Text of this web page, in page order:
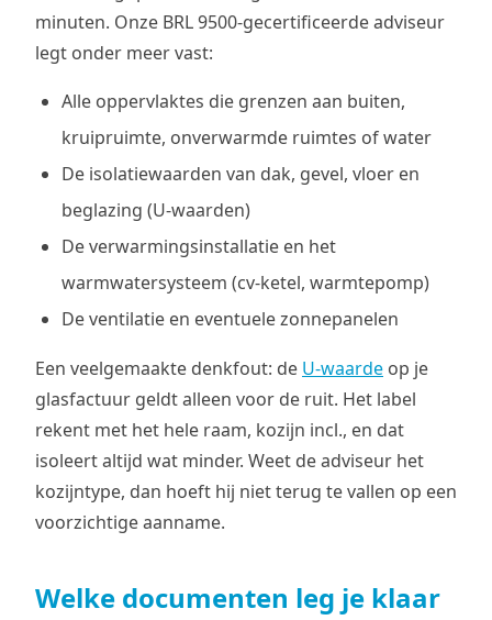
minuten. Onze BRL 9500-gecertificeerde adviseur
legt onder meer vast:
Alle oppervlaktes die grenzen aan buiten,
kruipruimte, onverwarmde ruimtes of water
De isolatiewaarden van dak, gevel, vloer en
beglazing (U-waarden)
De verwarmingsinstallatie en het
warmwatersysteem (cv-ketel, warmtepomp)
De ventilatie en eventuele zonnepanelen
Een veelgemaakte denkfout: de U-waarde op je
glasfactuur geldt alleen voor de ruit. Het label
rekent met het hele raam, kozijn incl., en dat
isoleert altijd wat minder. Weet de adviseur het
kozijntype, dan hoeft hij niet terug te vallen op een
voorzichtige aanname.
Welke documenten leg je klaar